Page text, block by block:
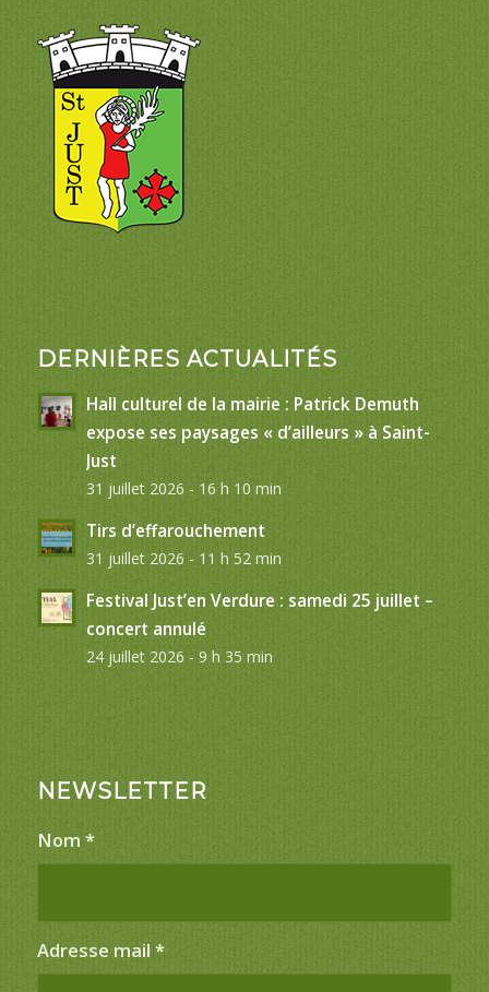
DERNIÈRES ACTUALITÉS
Hall culturel de la mairie : Patrick Demuth
expose ses paysages « d’ailleurs » à Saint-
Just
31 juillet 2026 - 16 h 10 min
Tirs d’effarouchement
31 juillet 2026 - 11 h 52 min
Festival Just’en Verdure : samedi 25 juillet –
concert annulé
24 juillet 2026 - 9 h 35 min
NEWSLETTER
Nom *
Adresse mail *